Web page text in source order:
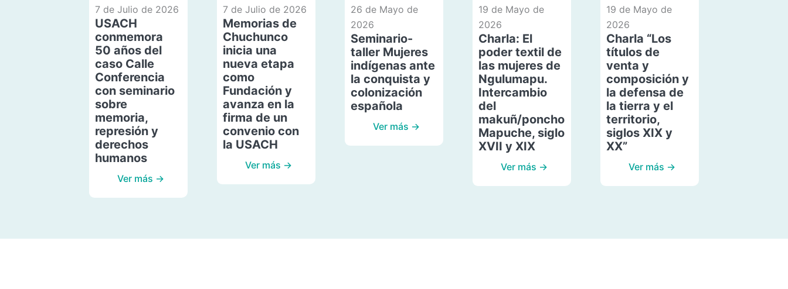
7 de Julio de 2026
USACH
conmemora
50 años del
caso Calle
Conferencia
con seminario
sobre
memoria,
represión y
derechos
humanos
Ver más →
7 de Julio de 2026
Memorias de
Chuchunco
inicia una
nueva etapa
como
Fundación y
avanza en la
firma de un
convenio con
la USACH
Ver más →
26 de Mayo de
2026
Seminario-
taller Mujeres
indígenas ante
la conquista y
colonización
española
Ver más →
19 de Mayo de
2026
Charla: El
poder textil de
las mujeres de
Ngulumapu.
Intercambio
del
makuñ/poncho
Mapuche, siglo
XVII y XIX
Ver más →
19 de Mayo de
2026
Charla “Los
títulos de
venta y
composición y
la defensa de
la tierra y el
territorio,
siglos XIX y
XX”
Ver más →